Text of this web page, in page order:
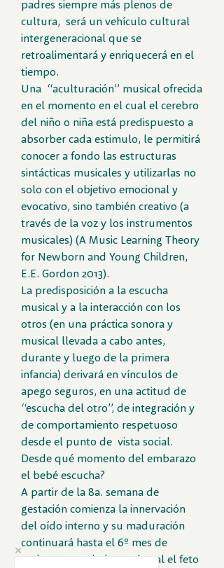
padres siempre más plenos de
cultura, será un vehículo cultural
intergeneracional que se
retroalimentará y enriquecerá en el
tiempo.
Una “aculturación” musical ofrecida
en el momento en el cual el cerebro
del niño o niña está predispuesto a
absorber cada estimulo, le permitirá
conocer a fondo las estructuras
sintácticas musicales y utilizarlas no
solo con el objetivo emocional y
evocativo, sino también creativo (a
través de la voz y los instrumentos
musicales) (A Music Learning Theory
for Newborn and Young Children,
E.E. Gordon 2013).
La predisposición a la escucha
musical y a la interacción con los
otros (en una práctica sonora y
musical llevada a cabo antes,
durante y luego de la primera
infancia) derivará en vínculos de
apego seguros, en una actitud de
“escucha del otro”, de integración y
de comportamiento respetuoso
desde el punto de vista social.
Desde qué momento del embarazo
el bebé escucha?
A partir de la 8a. semana de
gestación comienza la innervación
del oído interno y su maduración
continuará hasta el 6º mes de
embarazo, periodo en el cual el feto